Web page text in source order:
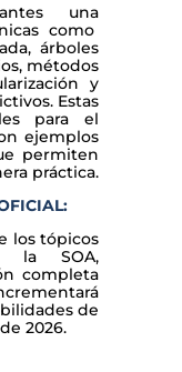
una
como
árboles
métodos
y
Estas
para el
ejemplos
permiten
práctica.
los tópicos
la SOA,
completa
de
2026.